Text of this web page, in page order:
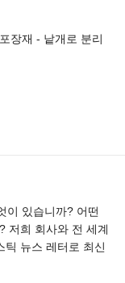
장재 - 낱개로 분리
이 있습니까? 어떤
저희 회사와 전 세계
틱 뉴스 레터로 최신